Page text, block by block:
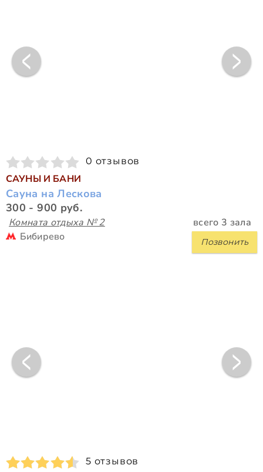
0 отзывов
САУНЫ И БАНИ
Сауна на Лескова
300 - 900 руб.
Комната отдыха № 2 всего 3 зала
Позвонить
Бибирево
5 отзывов